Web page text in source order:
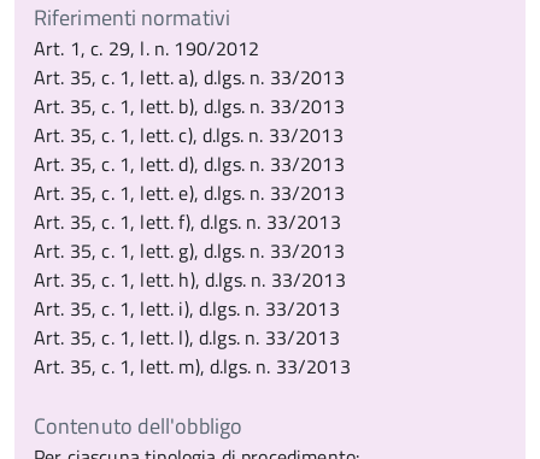
Riferimenti normativi
Art. 1, c. 29, l. n. 190/2012
Art. 35, c. 1, lett. a), d.lgs. n. 33/2013
Art. 35, c. 1, lett. b), d.lgs. n. 33/2013
Art. 35, c. 1, lett. c), d.lgs. n. 33/2013
Art. 35, c. 1, lett. d), d.lgs. n. 33/2013
Art. 35, c. 1, lett. e), d.lgs. n. 33/2013
Art. 35, c. 1, lett. f), d.lgs. n. 33/2013
Art. 35, c. 1, lett. g), d.lgs. n. 33/2013
Art. 35, c. 1, lett. h), d.lgs. n. 33/2013
Art. 35, c. 1, lett. i), d.lgs. n. 33/2013
Art. 35, c. 1, lett. l), d.lgs. n. 33/2013
Art. 35, c. 1, lett. m), d.lgs. n. 33/2013
Contenuto dell'obbligo